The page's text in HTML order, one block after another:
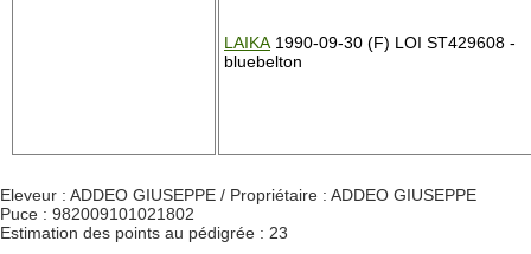
LAIKA 1990-09-30 (F) LOI ST429608 -
bluebelton
Eleveur : ADDEO GIUSEPPE / Propriétaire : ADDEO GIUSEPPE
Puce : 982009101021802
Estimation des points au pédigrée : 23